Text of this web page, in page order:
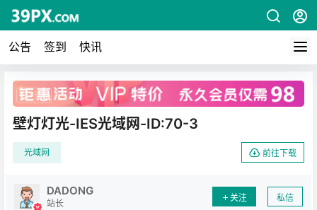
公告 签到 快讯
广告
壁灯灯光-IES光域网-ID:70-3
光域网 前往下载
DADONG
站长
关注 私信